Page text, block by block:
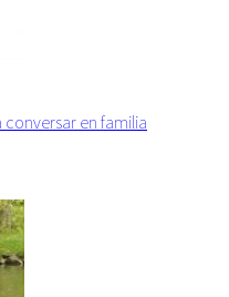
conversar en familia